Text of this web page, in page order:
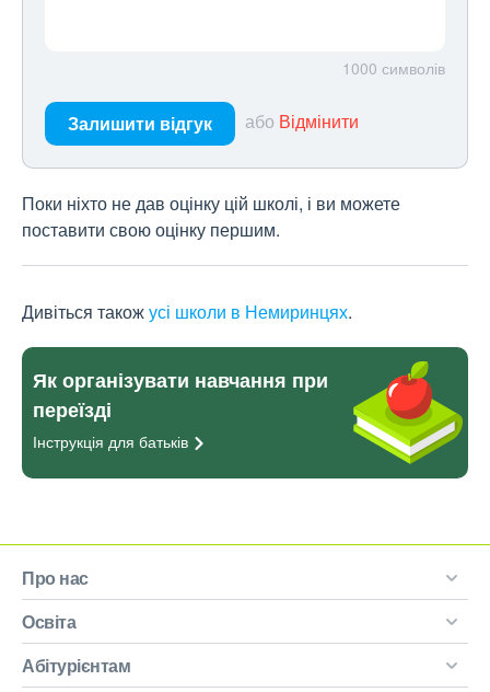
1000 символів
Залишити відгук або Відмінити
Поки ніхто не дав оцінку цій школі, і ви можете
поставити свою оцінку першим.
Дивіться такожусі школи в Немиринцях.
Як організувати навчання при
переїзді
Інструкція для батьків
Про нас
Освіта
Абітурієнтам